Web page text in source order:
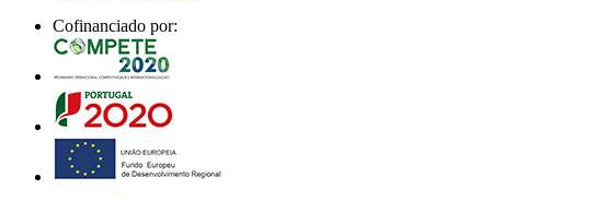
Cofinanciado por: